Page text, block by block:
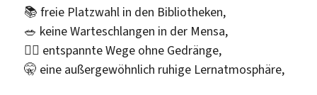
📚 freie Platzwahl in den Bibliotheken,
🥗 keine Warteschlangen in der Mensa,
🚶‍♀️ entspannte Wege ohne Gedränge,
🤫 eine außergewöhnlich ruhige Lernatmosphäre,